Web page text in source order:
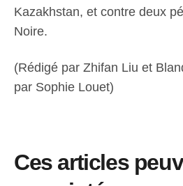
Kazakhstan, et contre deux
Noire.
(Rédigé par Zhifan Liu et
par Sophie Louet)
Ces articles